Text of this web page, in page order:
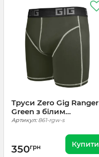
Труси Zero Gig Ranger
Green з білим
контуром
Артикул:861-rgw-s
350грн Купити